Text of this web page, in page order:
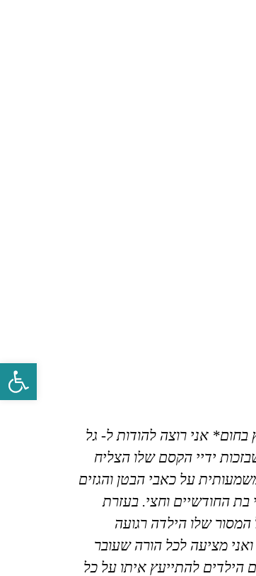
בחום* אני רוצה להודות ל- גל
ידיי הקסם שלו הצליח
על כאבי הבטן והגזים
בת החודשיים וחצי. בעזרת
המסור שלו הילדה רגועה
ואני מציעה לכל הורה שעובר
הילדים להתייעץ איתו על כל
פתח